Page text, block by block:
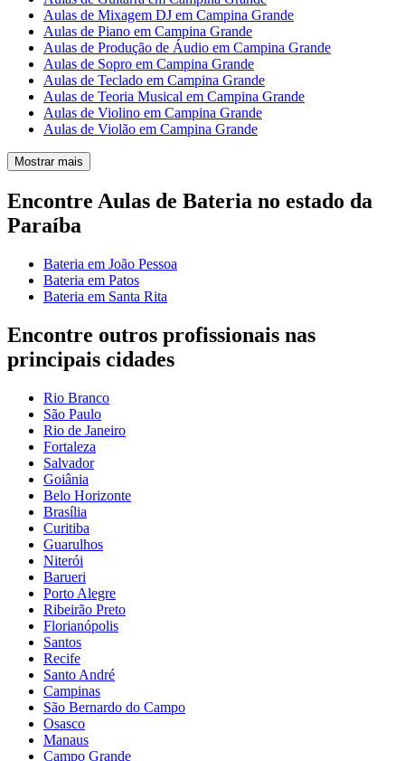
Aulas de Mixagem DJ em Campina Grande
Aulas de Piano em Campina Grande
Aulas de Produção de Áudio em Campina Grande
Aulas de Sopro em Campina Grande
Aulas de Teclado em Campina Grande
Aulas de Teoria Musical em Campina Grande
Aulas de Violino em Campina Grande
Aulas de Violão em Campina Grande
Mostrar mais
Encontre Aulas de Bateria no estado da
Paraíba
Bateria em João Pessoa
Bateria em Patos
Bateria em Santa Rita
Encontre outros profissionais nas
principais cidades
Rio Branco
São Paulo
Rio de Janeiro
Fortaleza
Salvador
Goiânia
Belo Horizonte
Brasília
Curitiba
Guarulhos
Niterói
Barueri
Porto Alegre
Ribeirão Preto
Florianópolis
Santos
Recife
Santo André
Campinas
São Bernardo do Campo
Osasco
Manaus
Campo Grande